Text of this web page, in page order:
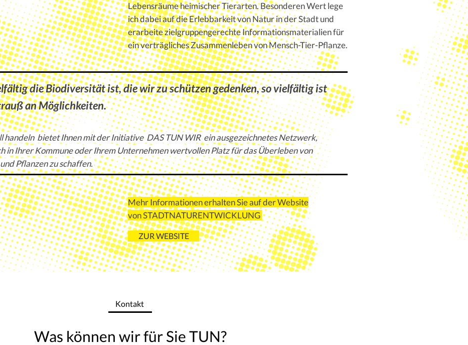
Lebensräume heimischer Tierarten. Besonderen Wert lege
ich dabei auf die Erlebbarkeit von Natur in der Stadt und
erarbeite zielgruppengerechte Informationsmaterialien für
ein verträgliches Zusammenleben von Mensch-Tier-Pflanze.
die Biodiversität ist, die wir zu schützen gedenken, so vielfältig ist
an Möglichkeiten.
handeln bietet Ihnen mit der Initiative DAS TUN WIR ein ausgezeichnetes Netzwerk,
in Ihrer Kommune oder Ihrem Unternehmen wertvollen Platz für das Überleben von
Pflanzen zu schaffen.
Mehr Informationen erhalten Sie auf der Website
von STADTNATURENTWICKLUNG
ZUR WEBSITE
Kontakt
Was können wir für Sie TUN?